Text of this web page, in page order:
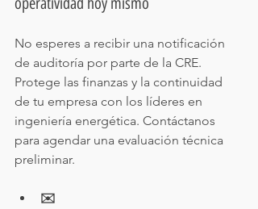
No esperes a recibir una notificación
de auditoría por parte de la CRE.
Protege las finanzas y la continuidad
de tu empresa con los líderes en
ingeniería energética. Contáctanos
para agendar una evaluación técnica
preliminar.
✉️